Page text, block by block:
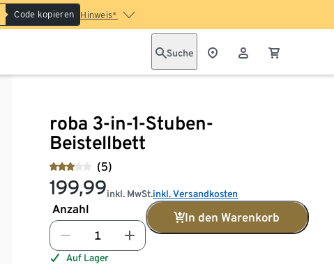
Code kopieren Hinweis*
Suche
roba 3-in-1-Stuben-
Beistellbett
(5)
199,99inkl. MwSt.inkl. Versandkosten
Anzahl
In den Warenkorb
Auf Lager